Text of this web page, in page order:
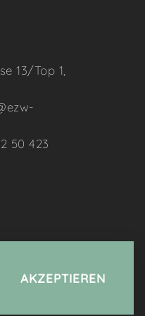
13/Top 1,
50 423
AKZEPTIEREN